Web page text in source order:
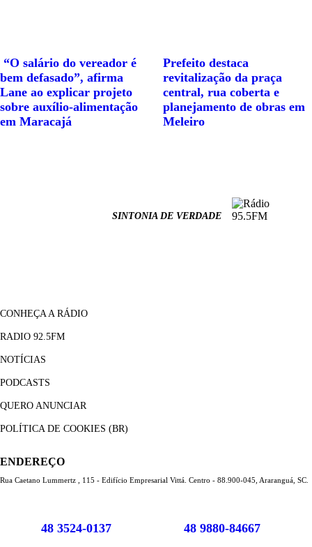
“O salário do vereador é
bem defasado”, afirma
Lane ao explicar projeto
sobre auxílio-alimentação
em Maracajá
Prefeito destaca
revitalização da praça
central, rua coberta e
planejamento de obras em
Meleiro
SINTONIA DE VERDADE
CONHEÇA A RÁDIO
RADIO 92.5FM
NOTÍCIAS
PODCASTS
QUERO ANUNCIAR
POLÍTICA DE COOKIES (BR)
ENDEREÇO
Rua Caetano Lummertz , 115 - Edifício Empresarial Vittá. Centro - 88.900-045, Araranguá, SC.
48 3524-0137 48 9880-84667